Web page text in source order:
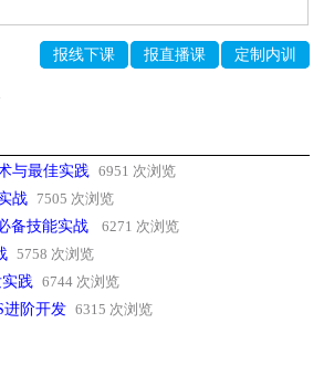
报线下课 报直播课 定制内训
与最佳实践 6951 次浏览
战 7505 次浏览
备技能实战
6271 次浏览
5758 次浏览
实践 6744 次浏览
进阶开发 6315 次浏览